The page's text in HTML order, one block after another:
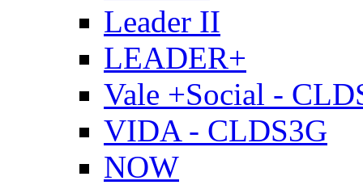
Leader II
LEADER+
Vale +Social -
VIDA - CLDS3G
NOW